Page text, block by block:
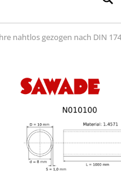
nahtlos gezogen nach DIN